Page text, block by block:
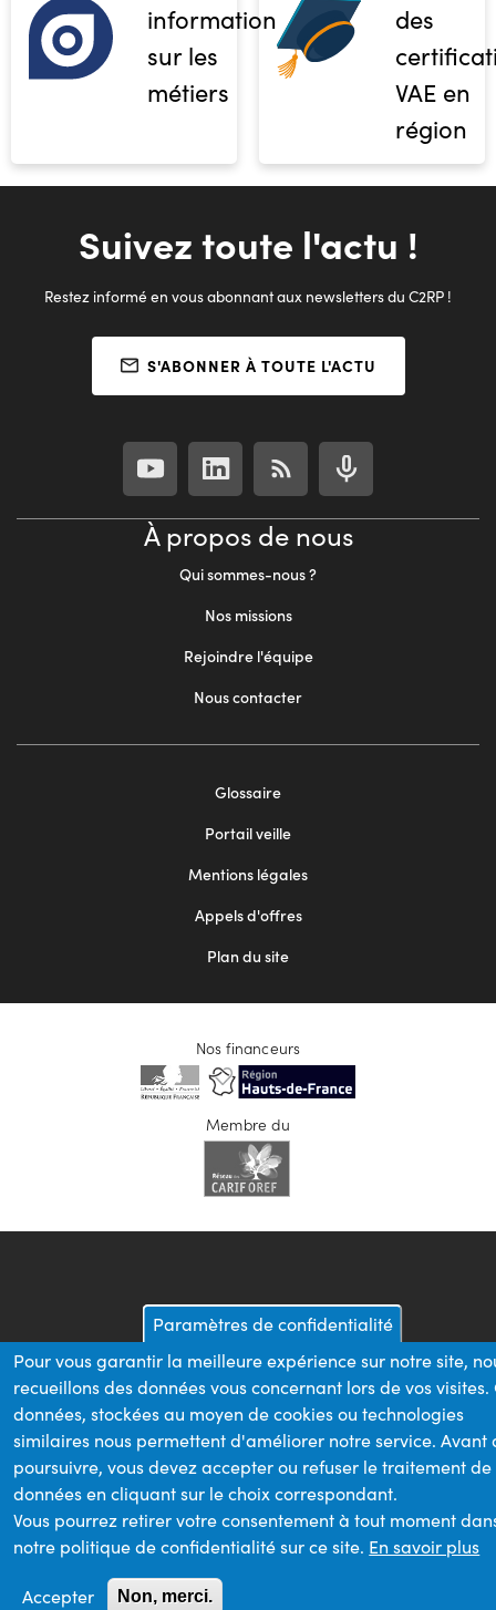
informations
sur les
métiers
des
VAE en
région
Suivez toute l'actu !
Restez informé en vous abonnant aux newsletters du C2RP !
S'ABONNER À TOUTE L'ACTU
À propos de nous
Qui sommes-nous ?
Nos missions
Rejoindre l'équipe
Nous contacter
Glossaire
Portail veille
Mentions légales
Appels d'offres
Plan du site
Nos financeurs
Membre du
Paramètres de confidentialité
Pour vous garantir la meilleure expérience sur notre site,
recueillons des données vous concernant lors de vos visites.
données, stockées au moyen de cookies ou technologies
similaires nous permettent d'améliorer notre service. Avant
poursuivre, vous devez accepter ou refuser le traitement de
données en cliquant sur le choix correspondant.
Vous pourrez retirer votre consentement à tout moment
notre politique de confidentialité sur ce site. En savoir plus
Accepter Non, merci.